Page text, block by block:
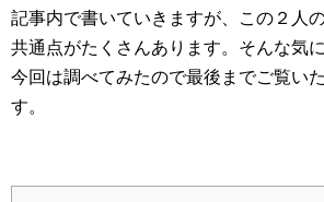
記事内で書いていきますが、この２人
共通点がたくさんあります。そんな気
今回は調べてみたので最後までご覧い
す。